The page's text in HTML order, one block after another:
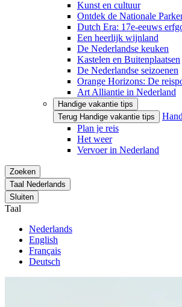
Kunst en cultuur
Ontdek de Nationale
Dutch Era: 17e-eeuws
Een heerlijk wijnland
De Nederlandse keuken
Kastelen en Buitenplaatsen
De Nederlandse seizoenen
Orange Horizons: De
Art Alliantie in Nederland
Handige vakantie tips
Terug Handige vakantie tips
Plan je reis
Het weer
Vervoer in Nederland
Zoeken
Taal Nederlands
Sluiten
Taal
Nederlands
English
Français
Deutsch